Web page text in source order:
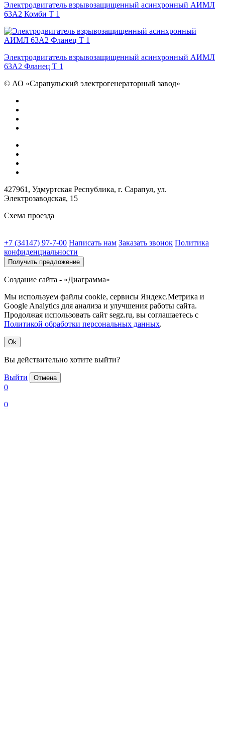
Электродвигатель взрывозащищенный асинхронный АИМЛ
63А2 Комби Т 1
Электродвигатель взрывозащищенный асинхронный АИМЛ
63А2 Фланец Т 1
© АО «Сарапульский электрогенераторный завод»
427961, Удмуртская Республика, г. Сарапул, ул.
Электрозаводская, 15
Схема проезда
+7 (34147) 97-7-00 Написать нам Заказать звонок Политика
конфиденциальности
Получить предложение
Создание сайта - «Диаграмма»
Мы используем файлы cookie, сервисы Яндекс.Метрика и
Google Analytics для анализа и улучшения работы сайта.
Продолжая использовать сайт segz.ru, вы соглашаетесь с
Политикой обработки персональных данных.
Ok
Вы действительно хотите выйти?
Выйти Отмена
0
0